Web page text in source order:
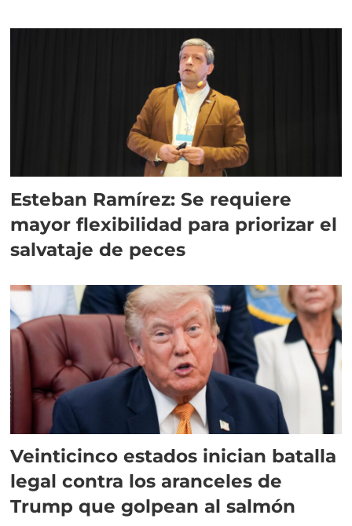
Esteban Ramírez: Se requiere
mayor flexibilidad para priorizar el
salvataje de peces
Veinticinco estados inician batalla
legal contra los aranceles de
Trump que golpean al salmón